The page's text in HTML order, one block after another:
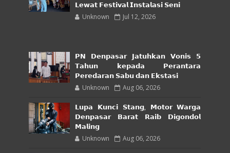
𝗟𝗲𝘄𝗮𝘁 𝗙𝗲𝘀𝘁𝗶𝘃𝗮𝗹 𝗜𝗻𝘀𝘁𝗮𝗹𝗮𝘀𝗶 𝗦𝗲𝗻𝗶
Unknown Jul 12, 2026
𝗣𝗡 𝗗𝗲𝗻𝗽𝗮𝘀𝗮𝗿 𝗝𝗮𝘁𝘂𝗵𝗸𝗮𝗻 𝗩𝗼𝗻𝗶𝘀 𝟱
𝗧𝗮𝗵𝘂𝗻 𝗸𝗲𝗽𝗮𝗱𝗮 𝗣𝗲𝗿𝗮𝗻𝘁𝗮𝗿𝗮
𝗣𝗲𝗿𝗲𝗱𝗮𝗿𝗮𝗻 𝗦𝗮𝗯𝘂 𝗱𝗮𝗻 𝗘𝗸𝘀𝘁𝗮𝘀𝗶
Unknown Aug 06, 2026
𝗟𝘂𝗽𝗮 𝗞𝘂𝗻𝗰𝗶 𝗦𝘁𝗮𝗻𝗴, 𝗠𝗼𝘁𝗼𝗿 𝗪𝗮𝗿𝗴𝗮
𝗗𝗲𝗻𝗽𝗮𝘀𝗮𝗿 𝗕𝗮𝗿𝗮𝘁 𝗥𝗮𝗶𝗯 𝗗𝗶𝗴𝗼𝗻𝗱𝗼𝗹
𝗠𝗮𝗹𝗶𝗻𝗴
Unknown Aug 06, 2026